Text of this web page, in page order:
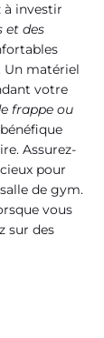
à investir
et des
Un matériel
votre
frappe ou
Assurez-
pour
de gym.
vous
sur des